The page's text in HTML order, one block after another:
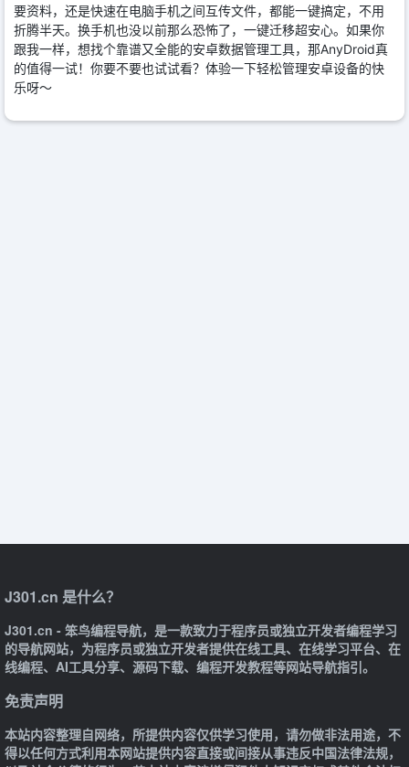
要资料，还是快速在电脑手机之间互传文件，都能一键搞定，不用
折腾半天。换手机也没以前那么恐怖了，一键迁移超安心。如果你
跟我一样，想找个靠谱又全能的安卓数据管理工具，那AnyDroid真
的值得一试！你要不要也试试看？体验一下轻松管理安卓设备的快
乐呀～
J301.cn 是什么？
J301.cn - 笨鸟编程导航，是一款致力于程序员或独立开发者编程学习
的导航网站，为程序员或独立开发者提供在线工具、在线学习平台、在
线编程、AI工具分享、源码下载、编程开发教程等网站导航指引。
免责声明
本站内容整理自网络，所提供内容仅供学习使用，请勿做非法用途，不
得以任何方式利用本网站提供内容直接或间接从事违反中国法律法规，